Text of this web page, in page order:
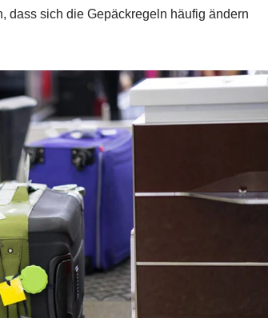
dass sich die Gepäckregeln häufig ändern